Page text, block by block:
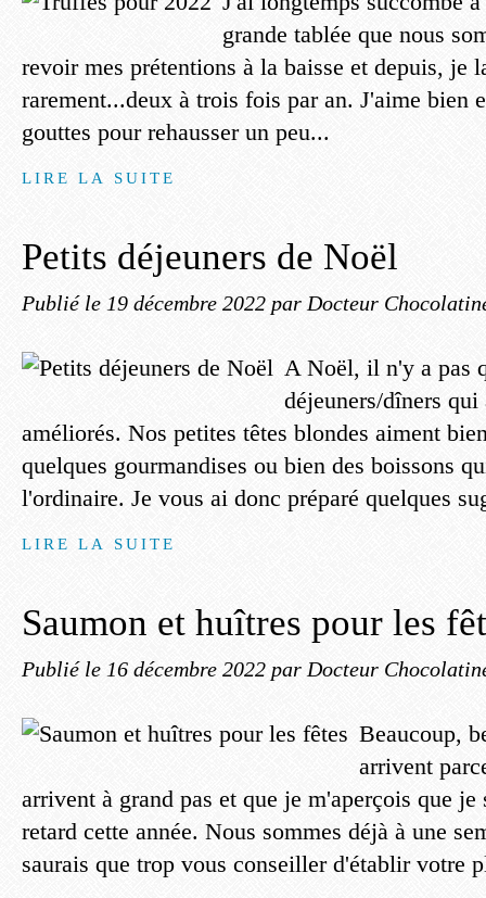
grande tablée que nous
revoir mes prétentions à la baisse et depuis, je
rarement...deux à trois fois par an. J'aime bien
gouttes pour rehausser un peu...
LIRE LA SUITE
Petits déjeuners de Noël
Publié le 19 décembre 2022 par Docteur
A Noël, il n'y a pas
déjeuners/dîners
améliorés. Nos petites têtes blondes aiment
quelques gourmandises ou bien des boissons
l'ordinaire. Je vous ai donc préparé quelques
LIRE LA SUITE
Saumon et huîtres pour les
Publié le 16 décembre 2022 par Docteur
Beaucoup,
arrivent
arrivent à grand pas et que je m'aperçois que
retard cette année. Nous sommes déjà à une
saurais que trop vous conseiller d'établir votre